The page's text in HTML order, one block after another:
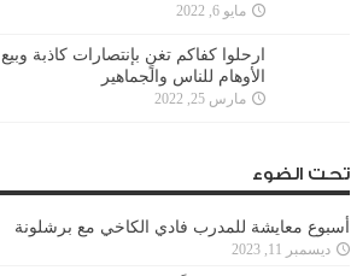
مايو 6, 2022
ارحلوا كفاكم تغنٍ بإنتصارات كاذبة وبيع
الأوهام للناس والجماهير
مارس 25, 2022
تحت الضوء
أسبوع معايشة للمدرب فادي الكاخي مع برشلونة
ديسمبر 11, 2023